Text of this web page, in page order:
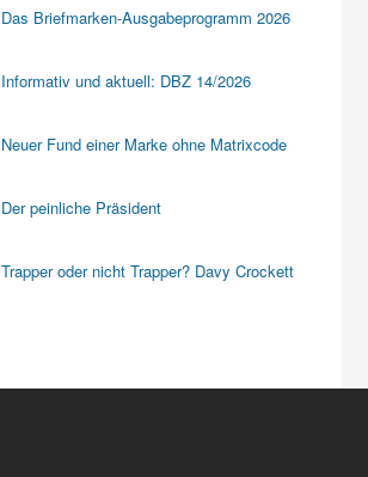
Das Briefmarken-Ausgabeprogramm 2026
Informativ und aktuell: DBZ 14/2026
Neuer Fund einer Marke ohne Matrixcode
Der peinliche Präsident
Trapper oder nicht Trapper? Davy Crockett